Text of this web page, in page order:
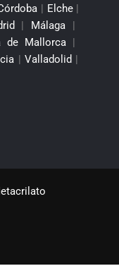
| Elche |
| Málaga |
de Mallorca |
| Valladolid |